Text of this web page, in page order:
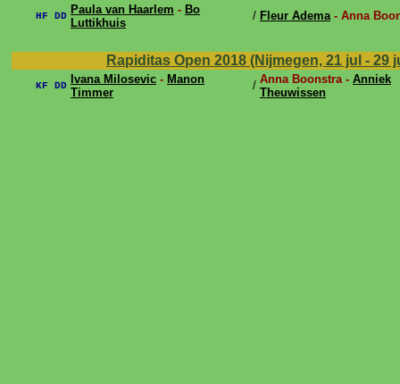
HF DD Paula van Haarlem - Bo
Luttikhuis
/ Fleur Adema- Anna
Rapiditas Open 2018 (Nijmegen, 21 jul - 29
KF DD Ivana Milosevic - Manon
Timmer
/ Anna Boonstra - Anniek
Theuwissen